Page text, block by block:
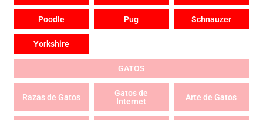
Poodle Pug Schnauzer
Yorkshire
GATOS
Razas de Gatos
Gatos de
Internet
Arte de Gatos